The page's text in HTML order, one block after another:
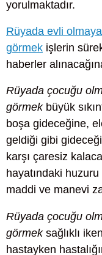
yorulmaktadır.
Rüyada evli
görmek işlerin
haberler
Rüyada çocuğu
görmekbüyük
boşa gideceğine,
geldiği gibi
karşı çaresiz
hayatındaki
maddi ve manevi
Rüyada çocuğu
görmeksağlıklı
hastayken